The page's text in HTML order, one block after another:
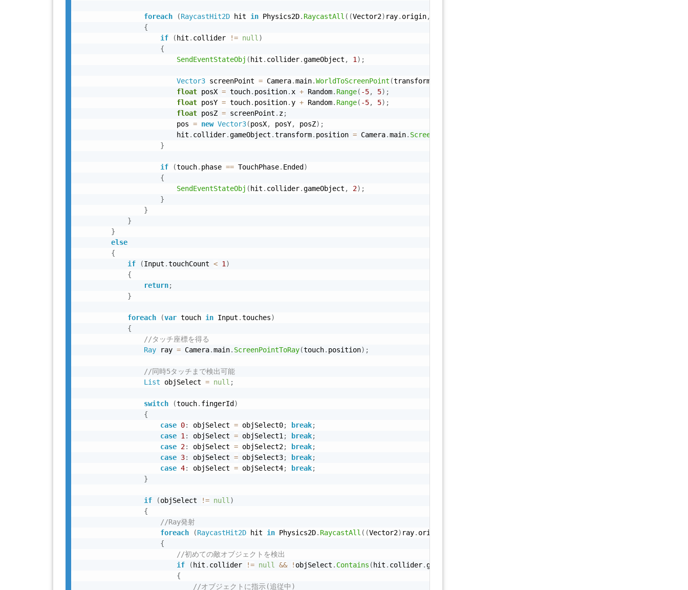
foreach (RaycastHit2D hit in Physics2D. RaycastAll ( (Vector2) ray. origin,
{
if
(hit . collider != null )
{
SendEventStateObj (hit . collider.gameObject , 1 ) ;
Vector3 screenPoint = Camera.main.WorldToScreenPoint (transform
float posX = touch. position. x + Random. Range( -5, 5) ;
float posY = touch. position.y + Random. Range( -5, 5) ;
float posZ = screenPoint . z;
                        pos
= new Vector3(posX, posY, posZ) ;
                        hit
. collider.gameObject .transform. position = Camera.main. ScreenToWorldPoint
}
if (touch. phase == TouchPhase. Ended)
{
SendEventStateObj (hit . collider.gameObject , 2) ;
}
}
}
}
else
{
if
(Input .touchCount < 1 )
{
return;
}
foreach (var touch in Input .touches)
{
//タッチ座標を得る
Ray ray = Camera.main. ScreenPointToRay(touch. position) ;
//同時5タッチまで検出可能
List objSelect = null ;
switch (touch. fingerId)
{
case 0: objSelect = objSelect0; break;
case 1 : objSelect = objSelect1 ; break;
case 2: objSelect = objSelect2; break;
case 3: objSelect = objSelect3; break;
case 4: objSelect = objSelect4; break;
}
if (objSelect != null )
{
//Ray発射
foreach
(RaycastHit2D hit in Physics2D. RaycastAll ( (Vector2) ray. origin
{
//初めての敵オブジェクトを検出
if
(hit . collider != null && ! objSelect . Contains (hit . collider.gameObject
{
//オブジェクトに指示(追従中)